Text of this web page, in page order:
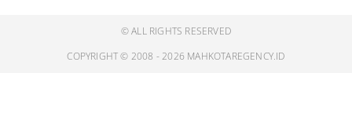
© ALL RIGHTS RESERVED
COPYRIGHT © 2008 - 2026 MAHKOTAREGENCY.ID